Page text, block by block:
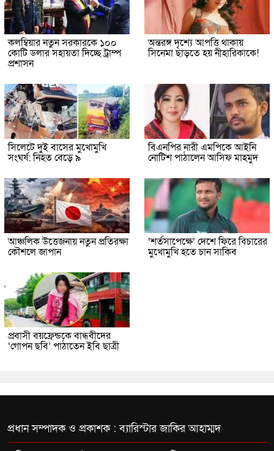
কলম্বিয়ার নতুন সরকারকে ১০০
কোটি ডলার সহায়তা দিচ্ছে ট্রাম্প
প্রশাসন
অন্তরঙ্গ দৃশ্যে আপত্তি থাকায়
সিনেমা ছাড়তে হয় নীহারিকাকে!
সিলেটে দুই বাসের মুখোমুখি
সংঘর্ষ: নিহত বেড়ে ৯
বিএনপির নারী এমপিকে আইনি
নোটিশ পাঠালেন আসিফ মাহমুদ
আঞ্চলিক উত্তেজনায় নতুন প্রতিরক্ষা
কৌশলে জাপান
‘শর্তসাপেক্ষে’ দেশে ফিরে বিচারের
মুখোমুখি হতে চান সাকিব
প্রবাসী বয়ফ্রেন্ডকে বান্ধবীদের
‘গোপন ছবি’ পাঠাতেন ইবি ছাত্রী
প্রধান সম্পাদক ও প্রকাশক : ব্যারিস্টার জাকির আহাম্মদ